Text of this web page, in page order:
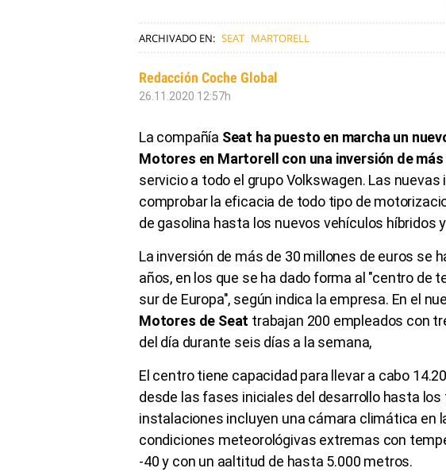
ARCHIVADO EN: SEAT MARTORELL
Redacción Coche Global
26.11.2020 12:57h
La compañía Seat ha puesto en marcha un
Motores en Martorell con una inversión de más
servicio a todo el grupo Volkswagen. Las
comprobar la eficacia de todo tipo de
de gasolina hasta los nuevos vehículos híbridos
La inversión de más de 30 millones de euros se
años, en los que se ha dado forma al "centro de
sur de Europa", según indica la empresa. En el
Motores de Seat trabajan 200 empleados con
del día durante seis días a la semana,
El centro tiene capacidad para llevar a cabo
desde las fases iniciales del desarrollo hasta
instalaciones incluyen una cámara climática en
condiciones meteorológivas extremas con
-40 y con un aaltitud de hasta 5.000 metros.